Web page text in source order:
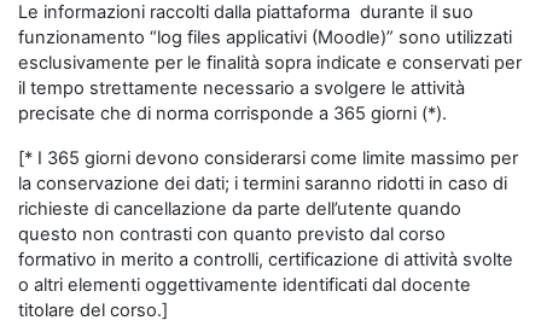
Le informazioni raccolti dalla piattaforma durante il suo
funzionamento “log files applicativi (Moodle)” sono utilizzati
esclusivamente per le finalità sopra indicate e conservati per
il tempo strettamente necessario a svolgere le attività
precisate che di norma corrisponde a 365 giorni (*).
[* I 365 giorni devono considerarsi come limite massimo per
la conservazione dei dati; i termini saranno ridotti in caso di
richieste di cancellazione da parte dell’utente quando
questo non contrasti con quanto previsto dal corso
formativo in merito a controlli, certificazione di attività svolte
o altri elementi oggettivamente identificati dal docente
titolare del corso.]